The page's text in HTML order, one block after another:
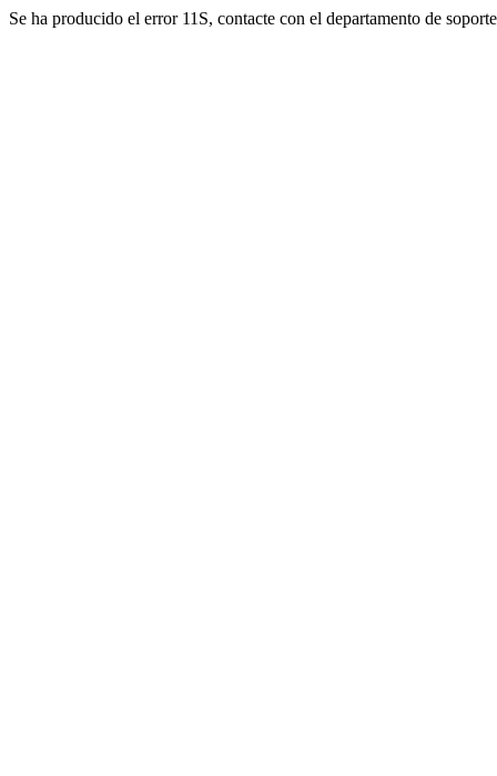
Se ha producido el error 11S, contacte con el departamento de soporte